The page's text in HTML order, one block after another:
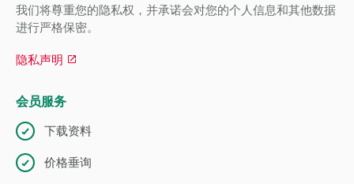
我们将尊重您的隐私权，并承诺会对您的个人信息和其他数据
进行严格保密。
隐私声明
会员服务
下载资料
价格垂询